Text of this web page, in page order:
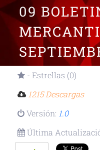
09
- Estrellas (0)
1215 Descargas
Versión: 1.0
Última